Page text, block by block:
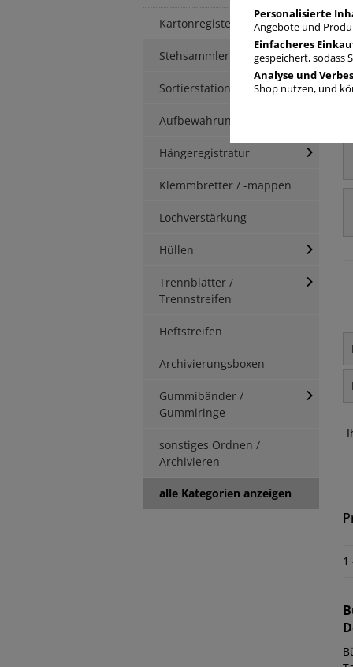
Kartonregister
Stehsammler
Sortierstationen / Ablagen
Aufbewahrungsbox
Hängeregistratur
Klemmbretter / -mappen
Lochverstärkung
Hüllen
Trennblätter /
Trennstreifen
Heftstreifen
Archivierungsboxen
Gummibänder /
Gummiringe
sonstiges Ordnen /
Archivieren
alle Kategorien anzeigen
1
Personalisierte
Angebote und
Einfacheres
gespeichert, sodass
Analyse und
Shop nutzen, und